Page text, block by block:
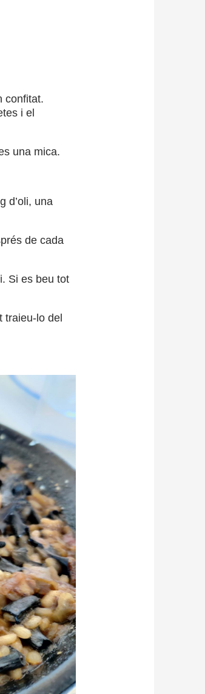
confitat.
i el
una mica.
d’oli, una
de cada
Si es beu tot
traieu-lo del